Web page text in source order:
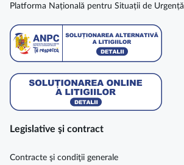
Platforma Națională pentru Situații de Urgență
Legislative şi contract
Contracte şi condiţii generale